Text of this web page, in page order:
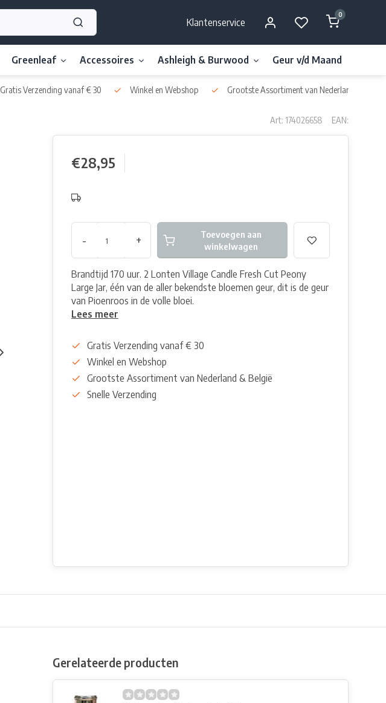
Klantenservice
0
Greenleaf Accessoires Ashleigh & Burwood Geur v/d Maand
Gratis Verzending vanaf € 30 Winkel en Webshop Grootste Assortiment van Nederland & België
Art: 174026658 EAN:
€28,95
- +
Toevoegen aan
winkelwagen
Brandtijd 170 uur. 2 Lonten Village Candle Fresh Cut Peony
Large Jar, één van de aller bekendste bloemen geur, dit is de geur
van Pioenroos in de volle bloei.
Lees meer
Gratis Verzending vanaf € 30
Winkel en Webshop
Grootste Assortiment van Nederland & België
Snelle Verzending
Gerelateerde producten